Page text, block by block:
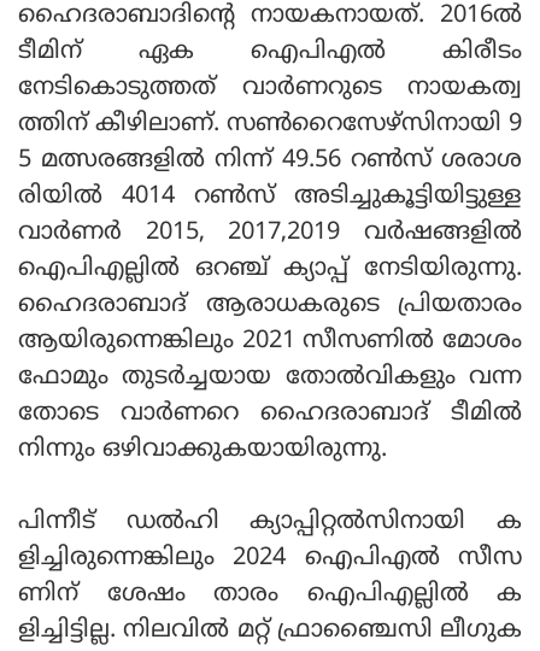
ഹൈദരാബാദിന്റെ നായകനായത്. 2016ല്‍
ടീമിന് ഏക ഐപിഎല്‍ കിരീടം
നേടികൊടുത്തത് വാര്‍ണറുടെ നായകത്വ
ത്തിന് കീഴിലാണ്. സണ്‍റൈസേഴ്‌സിനായി 9
5 മത്സരങ്ങളില്‍ നിന്ന് 49.56 റണ്‍സ് ശരാശ
രിയില്‍ 4014 റണ്‍സ് അടിച്ചുകൂട്ടിയിട്ടുള്ള
വാര്‍ണര്‍ 2015, 2017,2019 വര്‍ഷങ്ങളില്‍
ഐപിഎല്ലില്‍ ഒറഞ്ച് ക്യാപ്പ് നേടിയിരുന്നു.
ഹൈദരാബാദ് ആരാധകരുടെ പ്രിയതാരം
ആയിരുന്നെങ്കിലും 2021 സീസണില്‍ മോശം
ഫോമും തുടര്‍ച്ചയായ തോല്‍വികളും വന്ന
തോടെ വാര്‍ണറെ ഹൈദരാബാദ് ടീമില്‍
നിന്നും ഒഴിവാക്കുകയായിരുന്നു.
പിന്നീട് ഡല്‍ഹി ക്യാപ്പിറ്റല്‍സിനായി ക
ളിച്ചിരുന്നെങ്കിലും 2024 ഐപിഎല്‍ സീസ
ണിന് ശേഷം താരം ഐപിഎല്ലില്‍ ക
ളിച്ചിട്ടില്ല. നിലവില്‍ മറ്റ് ഫ്രാഞ്ചൈസി ലീഗുക